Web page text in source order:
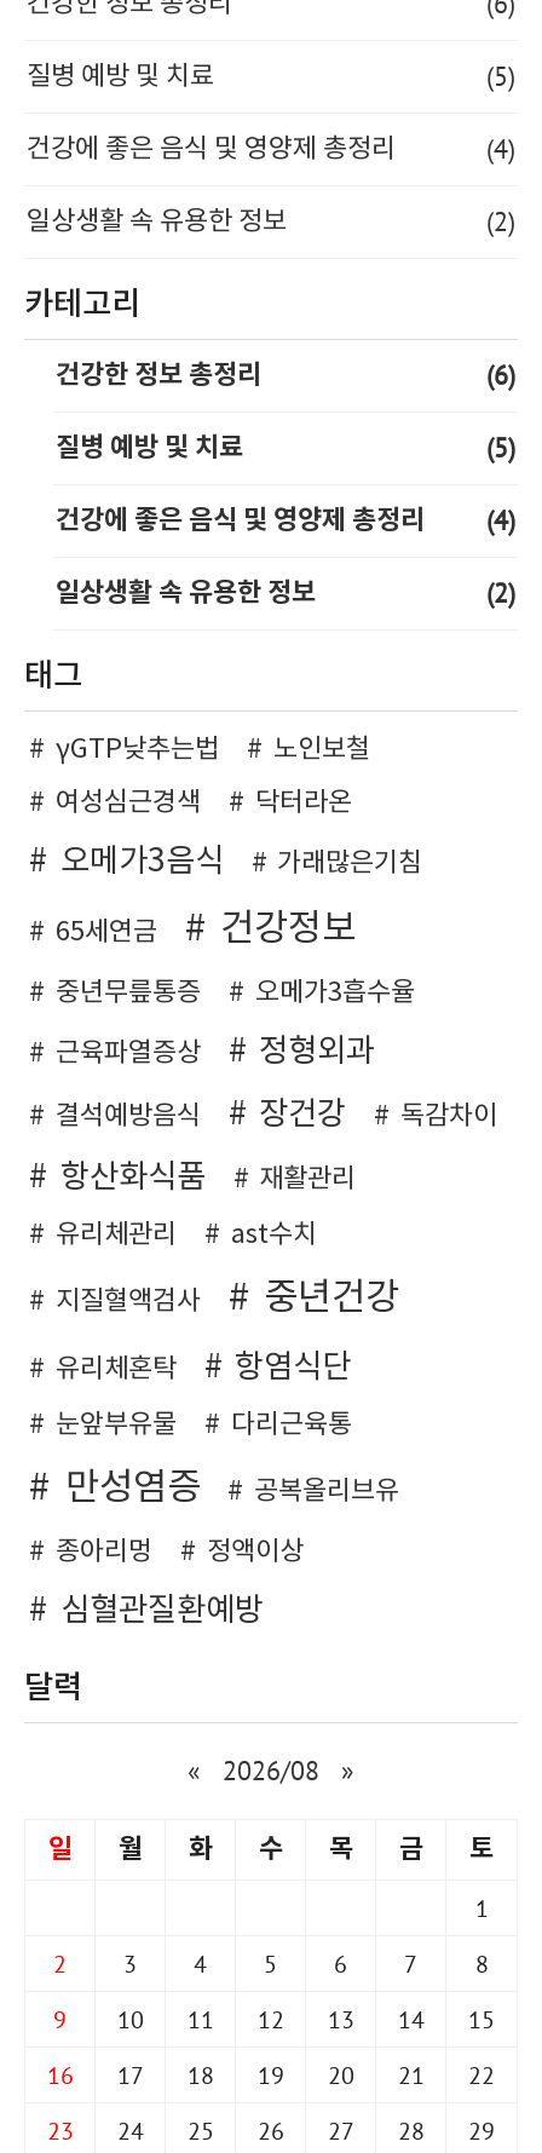
질병 예방 및 치료 (5)
건강에 좋은 음식 및 영양제 총정리 (4)
일상생활 속 유용한 정보 (2)
카테고리
건강한 정보 총정리 (6)
질병 예방 및 치료 (5)
건강에 좋은 음식 및 영양제 총정리 (4)
일상생활 속 유용한 정보 (2)
태그
γGTP낮추는법
노인보철
여성심근경색
닥터라온
오메가3음식 가래많은기침
65세연금 건강정보
중년무릎통증
오메가3흡수율
근육파열증상
정형외과
결석예방음식 장건강 독감차이
항산화식품
재활관리
유리체관리
ast수치
지질혈액검사 중년건강
유리체혼탁 항염식단
눈앞부유물 다리근육통
만성염증
공복올리브유
종아리멍
정액이상
심혈관질환예방
달력
« 2026/08 »
일 월 화 수 목 금 토
1
2
3 4 5 6 7
8
9
10 11 12 13 14
15
16
17 18 19 20 21
22
23
24 25 26 27 28
29